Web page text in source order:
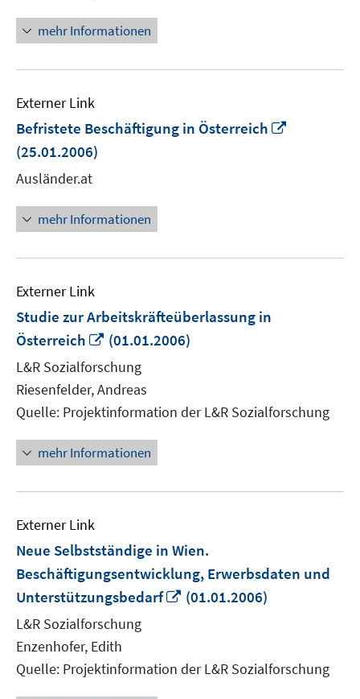
mehr Informationen
Externer Link
Befristete Beschäftigung in Österreich
(25.01.2006)
Ausländer.at
mehr Informationen
Externer Link
Studie zur Arbeitskräfteüberlassung in
Österreich
In
neuem
Fenster
öffnen
(01.01.2006)
L&R Sozialforschung
Riesenfelder, Andreas
Quelle: Projektinformation der L&R Sozialforschung
mehr Informationen
Externer Link
Neue Selbstständige in Wien.
Beschäftigungsentwicklung, Erwerbsdaten und
Unterstützungsbedarf
In
(01.01.2006)
L&R Sozialforschung
Enzenhofer, Edith
Quelle: Projektinformation der L&R Sozialforschung